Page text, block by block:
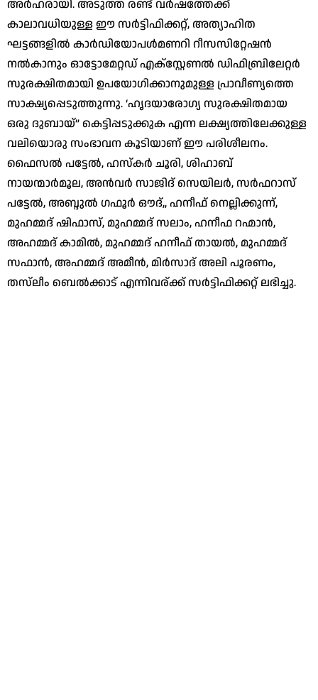
അർഹരായി. അടുത്ത രണ്ട് വർഷത്തേക്ക്
കാലാവധിയുള്ള ഈ സർട്ടിഫിക്കറ്റ്, അത്യാഹിത
ഘട്ടങ്ങളിൽ കാർഡിയോപൾമണറി റീസസിറ്റേഷൻ
നൽകാനും ഓട്ടോമേറ്റഡ് എക്സ്റ്റേണൽ ഡിഫിബ്രിലേറ്റർ
സുരക്ഷിതമായി ഉപയോഗിക്കാനുമുള്ള പ്രാവീണ്യത്തെ
സാക്ഷ്യപ്പെടുത്തുന്നു. ‘ഹൃദയാരോഗ്യ സുരക്ഷിതമായ
ഒരു ദുബായ്” കെട്ടിപ്പടുക്കുക എന്ന ലക്ഷ്യത്തിലേക്കുള്ള
വലിയൊരു സംഭാവന കൂടിയാണ് ഈ പരിശീലനം.
ഫൈസൽ പട്ടേൽ, ഹസ്കർ ചൂരി, ശിഹാബ്
നായന്മാർമൂല, അൻവർ സാജിദ് സെയിലർ, സർഫറാസ്
പട്ടേൽ, അബ്ദുൽ ഗഫൂർ ഔദ്,, ഹനീഫ് നെല്ലിക്കുന്ന്,
മുഹമ്മദ് ഷിഫാസ്, മുഹമ്മദ് സലാം, ഹനീഫ റഹ്മാൻ,
അഹമ്മദ് കാമിൽ, മുഹമ്മദ് ഹനീഫ് തായൽ, മുഹമ്മദ്
സഫാൻ, അഹമ്മദ് അമീൻ, മിർസാദ് അലി പൂരണം,
തസ്‌ലീം ബെൽക്കാട് എന്നിവര്ക്ക് സർട്ടിഫിക്കറ്റ് ലഭിച്ചു.